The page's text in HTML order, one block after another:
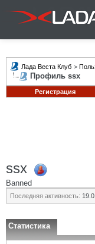
Лада Веста Клуб >
Профиль ssx
Регистрация
ssx
Banned
Последняя активность:
Статистика